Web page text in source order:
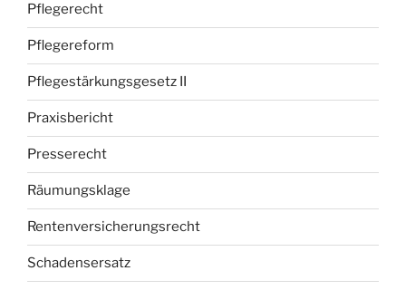
Pflegerecht
Pflegereform
Pflegestärkungsgesetz II
Praxisbericht
Presserecht
Räumungsklage
Rentenversicherungsrecht
Schadensersatz